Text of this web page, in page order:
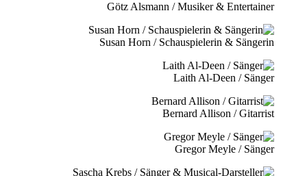
Götz Alsmann / Musiker & Entertainer
Susan Horn / Schauspielerin & Sängerin
Laith Al-Deen / Sänger
Bernard Allison / Gitarrist
Gregor Meyle / Sänger